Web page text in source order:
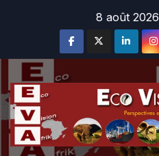
8 août 2026